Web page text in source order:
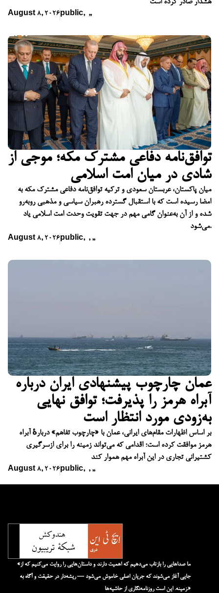
August 8, 2026 public, ,,
توافق‌نامه دفاعی مشترک مکه؛ موجی از
شادی در میان امت اسلامی
میان پاکستان، عربستان سعودی و ترکیه توافق‌نامه دفاعی مشترک مکه به
امضا رسیده است که با استقبال گسترده رهبران سیاسی و مذهبی روبه‌رو
شده و از آن به‌عنوان گامی مهم در جهت تقویت وحدت امت اسلامی یاد
می‌شود.
August 8, 2026 public, ,,,
عمان چارچوب پیشنهادی ایران درباره
آبراه هرمز را پذیرفت؛ توافق نهایی
به‌زودی مورد انتظار است
بر اساس اظهارات مقام‌های ایرانی، عمان با «چارچوب تفاهم» دربارهٔ آبراه
هرمز موافقت کرده است؛ اقدامی که می‌تواند زمینه را برای ازسرگیری
کشتیرانی تجاری در این آبراه مهم هموار کند
August 8, 2026 public, ,,,
«ما صداهایی را بازتاب می‌دهیم که اهمیت دارند و داستان‌هایی را روایت می‌کنیم که از
جایی آغاز می‌شوند که جریان اصلی خاموش می‌شود — ریشه‌دار در حقیقت و آگاه به
زمینه. این است روزنامه‌نگاری از حاشیه‌ها.»